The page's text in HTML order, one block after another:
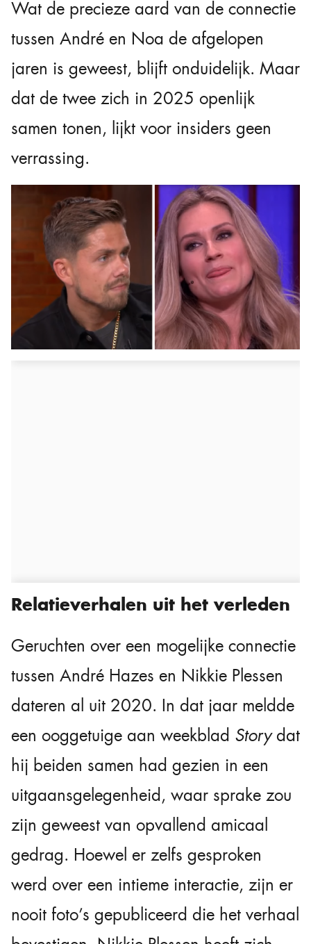
Wat de precieze aard van de connectie
tussen André en Noa de afgelopen
jaren is geweest, blijft onduidelijk. Maar
dat de twee zich in 2025 openlijk
samen tonen, lijkt voor insiders geen
verrassing.
Relatieverhalen uit het verleden
Geruchten over een mogelijke connectie
tussen André Hazes en Nikkie Plessen
dateren al uit 2020. In dat jaar meldde
een ooggetuige aan weekblad Storydat
hij beiden samen had gezien in een
uitgaansgelegenheid, waar sprake zou
zijn geweest van opvallend amicaal
gedrag. Hoewel er zelfs gesproken
werd over een intieme interactie, zijn er
nooit foto’s gepubliceerd die het verhaal